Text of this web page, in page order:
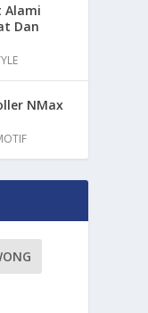
Alami
Dan
NMax